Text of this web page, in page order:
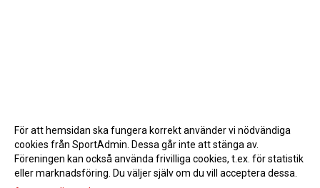
För att hemsidan ska fungera korrekt använder vi nödvändiga
cookies från SportAdmin. Dessa går inte att stänga av.
Föreningen kan också använda frivilliga cookies, t.ex. för statistik
eller marknadsföring. Du väljer själv om du vill acceptera dessa.